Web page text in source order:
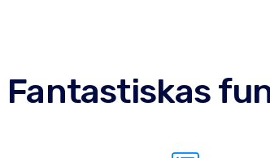
Fantastiskas